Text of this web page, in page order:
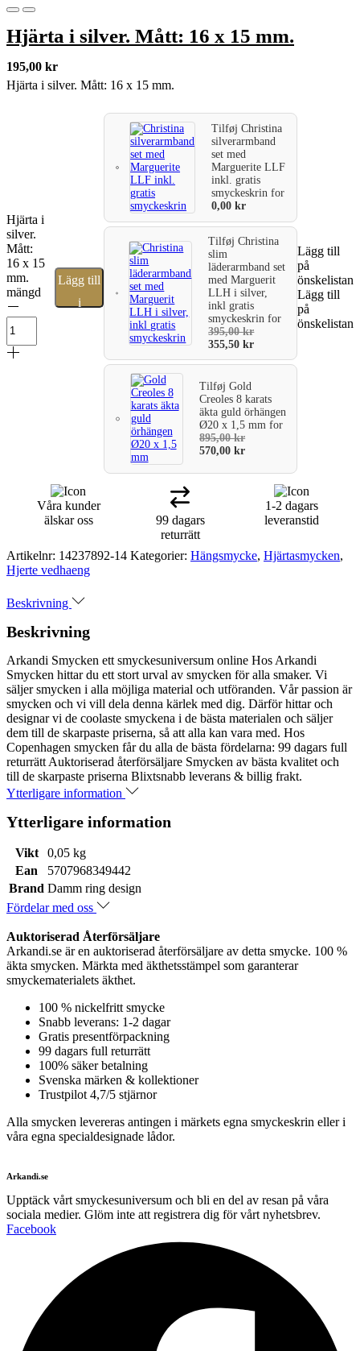
Hjärta i silver. Mått: 16 x 15 mm.
195,00 kr
Hjärta i silver. Mått: 16 x 15 mm.
Hjärta i
silver.
Mått:
16 x 15
mm.
mängd
Lägg till
i
TilføjChristina
silverarmband
set med
Marguerite LLF
inkl. gratis
smyckeskrinfor
0,00kr
TilføjChristina
slim
läderarmband set
med Marguerit
LLH i silver,
inkl gratis
smyckeskrinfor
395,00kr
355,50kr
TilføjGold
Creoles 8 karats
äkta guld örhängen
Ø20 x 1,5 mmfor
895,00kr
570,00kr
Lägg till
på
önskelistan
Lägg till
på
önskelistan
Våra kunder
älskar oss
99 dagars
returrätt
1-2 dagars
leveranstid
Artikelnr: 14237892-14 Kategorier: Hängsmycke, Hjärtasmycken,
Hjerte vedhaeng
Beskrivning
Beskrivning
Arkandi Smycken ett smyckesuniversum online Hos Arkandi
Smycken hittar du ett stort urval av smycken för alla smaker. Vi
säljer smycken i alla möjliga material och utföranden. Vår passion är
smycken och vi vill dela denna kärlek med dig. Därför hittar och
designar vi de coolaste smyckena i de bästa materialen och säljer
dem till de skarpaste priserna, så att alla kan vara med. Hos
Copenhagen smycken får du alla de bästa fördelarna: 99 dagars full
returrätt Auktoriserad återförsäljare Smycken av bästa kvalitet och
till de skarpaste priserna Blixtsnabb leverans & billig frakt.
Ytterligare information
Ytterligare information
Vikt
0,05 kg
Ean
5707968349442
Brand Damm ring design
Fördelar med oss
Auktoriserad Återförsäljare
Arkandi.se är en auktoriserad återförsäljare av detta smycke. 100 %
äkta smycken. Märkta med äkthetsstämpel som garanterar
smyckematerialets äkthet.
100 % nickelfritt smycke
Snabb leverans: 1-2 dagar
Gratis presentförpackning
99 dagars full returrätt
100% säker betalning
Svenska märken & kollektioner
Trustpilot 4,7/5 stjärnor
Alla smycken levereras antingen i märkets egna smyckeskrin eller i
våra egna specialdesignade lådor.
Arkandi.se
Upptäck vårt smyckesuniversum och bli en del av resan på våra
sociala medier. Glöm inte att registrera dig för vårt nyhetsbrev.
Facebook